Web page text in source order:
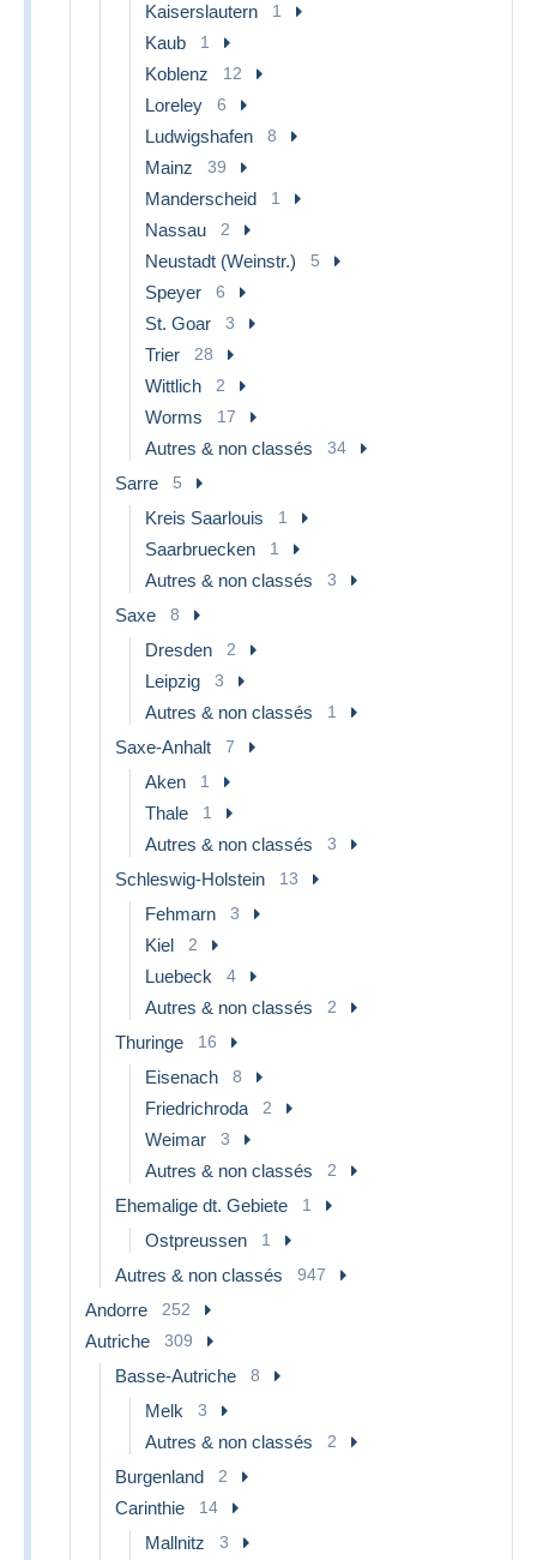
Kaiserslautern 1
Kaub 1
Koblenz 12
Loreley 6
Ludwigshafen 8
Mainz 39
Manderscheid 1
Nassau 2
Neustadt (Weinstr.) 5
Speyer 6
St. Goar 3
Trier 28
Wittlich 2
Worms 17
Autres & non classés 34
Sarre 5
Kreis Saarlouis 1
Saarbruecken 1
Autres & non classés 3
Saxe 8
Dresden 2
Leipzig 3
Autres & non classés 1
Saxe-Anhalt 7
Aken 1
Thale 1
Autres & non classés 3
Schleswig-Holstein 13
Fehmarn 3
Kiel 2
Luebeck 4
Autres & non classés 2
Thuringe 16
Eisenach 8
Friedrichroda 2
Weimar 3
Autres & non classés 2
Ehemalige dt. Gebiete 1
Ostpreussen 1
Autres & non classés 947
Andorre 252
Autriche 309
Basse-Autriche 8
Melk 3
Autres & non classés 2
Burgenland 2
Carinthie 14
Mallnitz 3